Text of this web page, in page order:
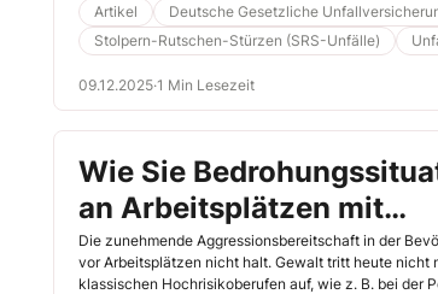
widersprach. Der Fall landete vor dem
Hier erfahren Sie, wie die Richter entschieden (Az. L
vom 6.8.2025).
Artikel
Deutsche Gesetzliche
Stolpern-Rutschen-Stürzen (SRS-Unfälle)
09.12.2025·1 Min Lesezeit
Wie Sie
an Arbeitsplätzen mit
Publikumsverkehr
Die zunehmende Aggressionsbereitschaft in der
vor Arbeitsplätzen nicht halt. Gewalt tritt heute nicht
klassischen Hochrisikoberufen auf, wie z. B. bei der